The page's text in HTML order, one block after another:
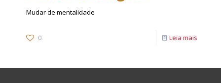
Mudar de mentalidade
0 Leia mais